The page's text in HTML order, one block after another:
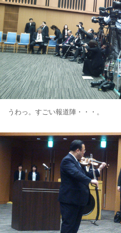
うわっ。すごい報道陣・・・。